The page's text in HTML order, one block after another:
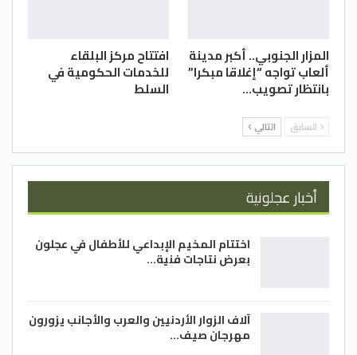
المزار الجنوبي.. أكبر مدينة
ألعاب تواجه “إغلاقا مبكرا”
بانتظار تصويب…
افتتاح مركز البلقاء
للخدمات الحكومية في
السلط
السابق التالي
أخبار عجلونية
اختتام المخيم الإبداعي للأطفال في عجلون
بعرض نتاجات فنية…
آلاف الزوار الأردنيين والعرب والأجانب يزورون
مهرجان صيف…